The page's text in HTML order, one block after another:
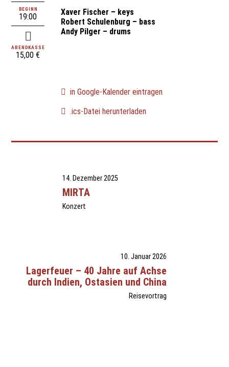
BEGINN
19:00
ABENDKASSE
15,00 €
Xaver Fischer – keys
Robert Schulenburg – bass
Andy Pilger – drums
in Google-Kalender eintragen
.ics-Datei herunterladen
14. Dezember 2025
MIRTA
Konzert
10. Januar 2026
Lagerfeuer – 40 Jahre auf Achse
durch Indien, Ostasien und China
Reisevortrag